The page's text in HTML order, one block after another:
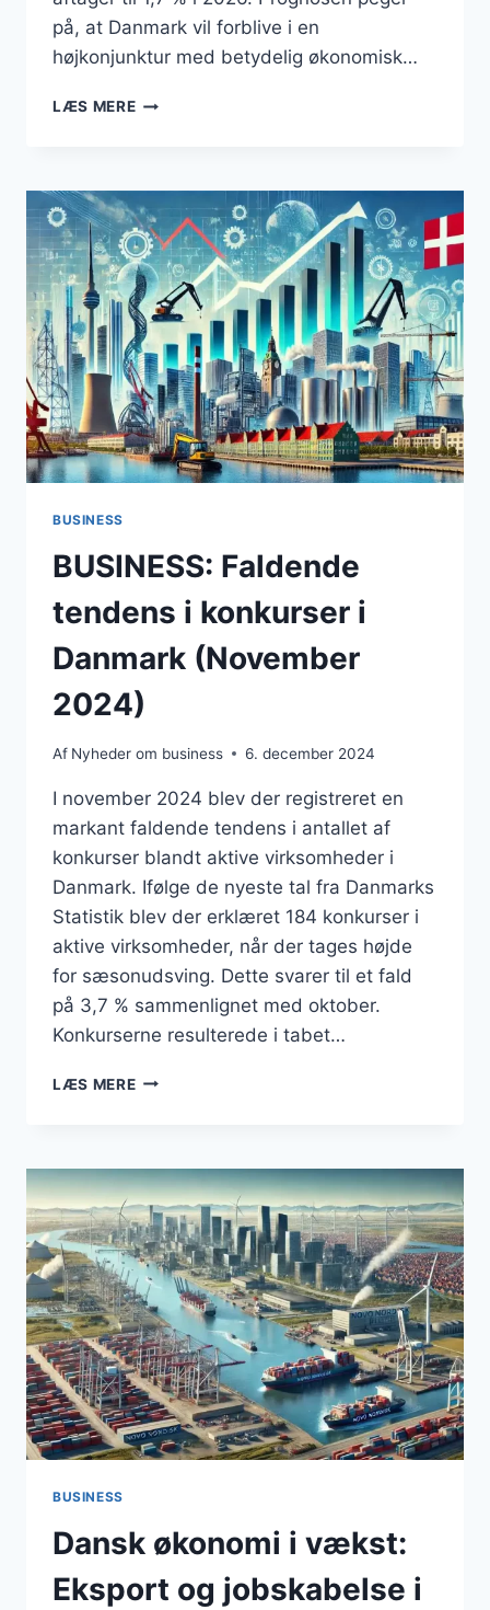
på, at Danmark vil forblive i en
højkonjunktur med betydelig økonomisk…
LÆS MERESTÆRK
TRODS
GLOBALE
USIKKERHEDER
BUSINESS
BUSINESS: Faldende
tendens i konkurser i
Danmark (November
2024)
Af Nyheder om business 6. december 2024
I november 2024 blev der registreret en
markant faldende tendens i antallet af
konkurser blandt aktive virksomheder i
Danmark. Ifølge de nyeste tal fra Danmarks
Statistik blev der erklæret 184 konkurser i
aktive virksomheder, når der tages højde
for sæsonudsving. Dette svarer til et fald
på 3,7 % sammenlignet med oktober.
Konkurserne resulterede i tabet…
LÆS MEREBUSINESS:
KONKURSER
I
DANMARK
(NOVEMBER
2024)
BUSINESS
Dansk økonomi i vækst:
Eksport og jobskabelse i